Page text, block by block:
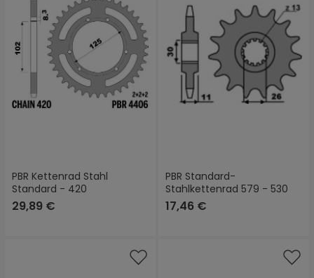
PBR Kettenrad Stahl
Standard - 420
29,89 €
PBR Standard-
Stahlkettenrad 579 - 530
17,46 €